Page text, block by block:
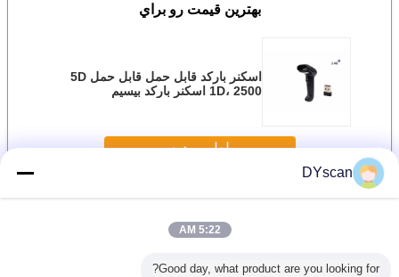
بهترين قيمت رو براي
اسکنر بارکد قابل حمل قابل حمل 5D
1D، 2500 اسکنر بارکد بیسیم
ادامه هید
بیشبارکد بیسیم اسکنر
DYscan
5:22 AM
Good day, what product are you looking for?